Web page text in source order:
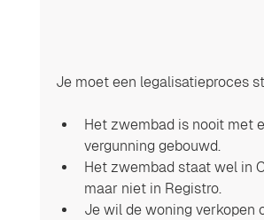
Je moet een legalisatieproces
Het zwembad is nooit met
vergunning gebouwd.
Het zwembad staat wel in
maar niet in Registro.
Je wil de woning verkopen